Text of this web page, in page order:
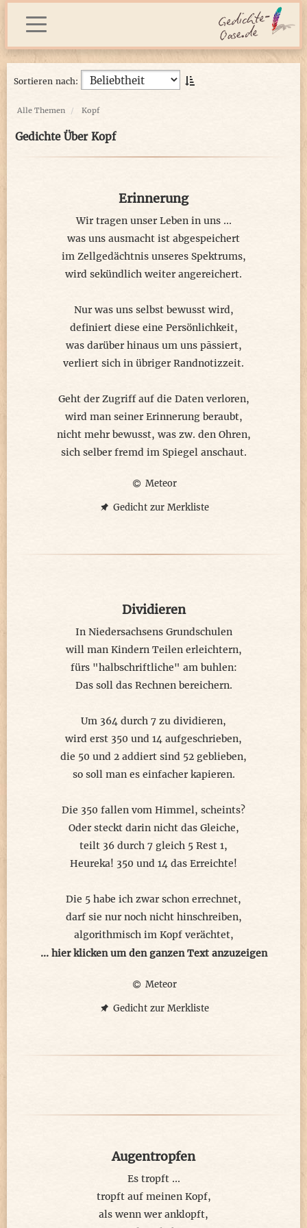
Sortieren nach:
Alle Themen Kopf
Gedichte Über Kopf
Erinnerung
Wir tragen unser Leben in uns ...
was uns ausmacht ist abgespeichert
im Zellgedächtnis unseres Spektrums,
wird sekündlich weiter angereichert.
Nur was uns selbst bewusst wird,
definiert diese eine Persönlichkeit,
was darüber hinaus um uns pāssiert,
verliert sich in übriger Randnotizzeit.
Geht der Zugriff auf die Daten verloren,
wird man seiner Erinnerung beraubt,
nicht mehr bewusst, was zw. den Ohren,
sich selber fremd im Spiegel anschaut.
Meteor
Gedicht zur Merkliste
Dividieren
In Niedersachsens Grundschulen
will man Kindern Teilen erleichtern,
fürs "halbschriftliche" am buhlen:
Das soll das Rechnen bereichern.
Um 364 durch 7 zu dividieren,
wird erst 350 und 14 aufgeschrieben,
die 50 und 2 addiert sind 52 geblieben,
so soll man es einfacher kapieren.
Die 350 fallen vom Himmel, scheints?
Oder steckt darin nicht das Gleiche,
teilt 36 durch 7 gleich 5 Rest 1,
Heureka! 350 und 14 das Erreichte!
Die 5 habe ich zwar schon errechnet,
darf sie nur noch nicht hinschreiben,
algorithmisch im Kopf verächtet,
mal 10 als Summand ist anzukreiden.
Kann schon sein, dass ich es missversteh.
Als Informatiker denkt man zu stringent.
... hier klicken um den ganzen Text anzuzeigen
Meteor
Gedicht zur Merkliste
Augentropfen
Es tropft ...
tropft auf meinen Kopf,
als wenn wer anklopft,